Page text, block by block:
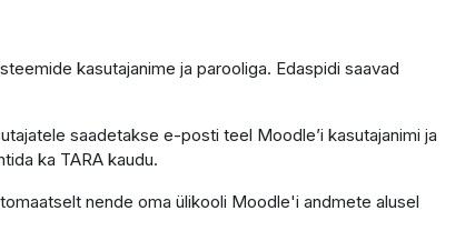
kasutajanime ja parooliga. Edaspidi saavad
saadetakse e-posti teel Moodle’i kasutajanimi ja
ka TARA kaudu.
nende oma ülikooli Moodle'i andmete alusel